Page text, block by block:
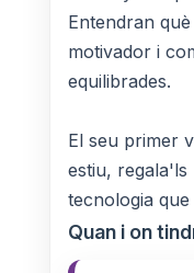
Entendran
motivador i
equilibrades.
El seu primer
estiu, regala'ls
tecnologia
Quan i on